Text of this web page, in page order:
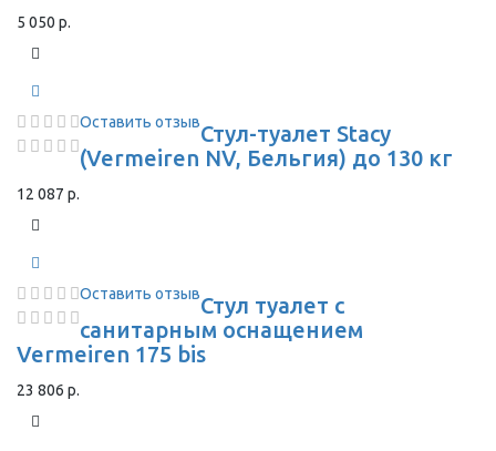
5 050 р.
Оставить отзывСтул-туалет Stacy
(Vermeiren NV, Бельгия) до 130 кг
12 087 р.
Оставить отзывСтул туалет с
санитарным оснащением
Vermeiren 175 bis
23 806 р.